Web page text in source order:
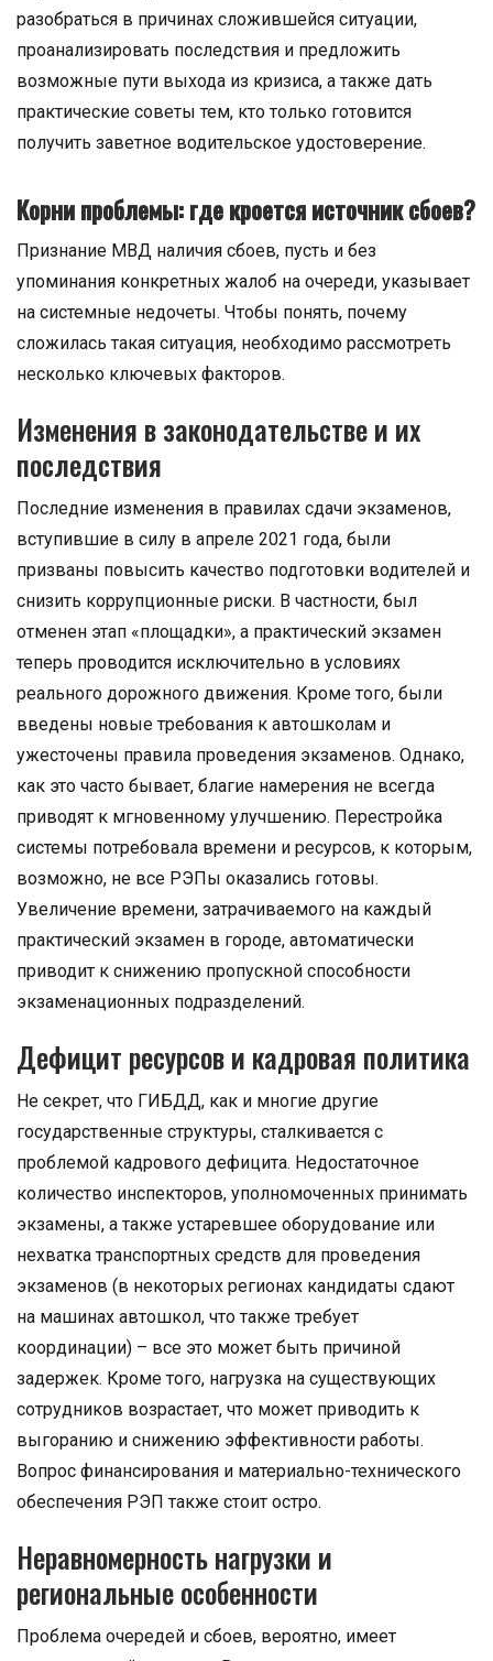
разобраться в причинах сложившейся ситуации,
проанализировать последствия и предложить
возможные пути выхода из кризиса, а также дать
практические советы тем, кто только готовится
получить заветное водительское удостоверение.
Корни проблемы: где кроется источник сбоев?
Признание МВД наличия сбоев, пусть и без
упоминания конкретных жалоб на очереди, указывает
на системные недочеты. Чтобы понять, почему
сложилась такая ситуация, необходимо рассмотреть
несколько ключевых факторов.
Изменения в законодательстве и их
последствия
Последние изменения в правилах сдачи экзаменов,
вступившие в силу в апреле 2021 года, были
призваны повысить качество подготовки водителей и
снизить коррупционные риски. В частности, был
отменен этап «площадки», а практический экзамен
теперь проводится исключительно в условиях
реального дорожного движения. Кроме того, были
введены новые требования к автошколам и
ужесточены правила проведения экзаменов. Однако,
как это часто бывает, благие намерения не всегда
приводят к мгновенному улучшению. Перестройка
системы потребовала времени и ресурсов, к которым,
возможно, не все РЭПы оказались готовы.
Увеличение времени, затрачиваемого на каждый
практический экзамен в городе, автоматически
приводит к снижению пропускной способности
экзаменационных подразделений.
Дефицит ресурсов и кадровая политика
Не секрет, что ГИБДД, как и многие другие
государственные структуры, сталкивается с
проблемой кадрового дефицита. Недостаточное
количество инспекторов, уполномоченных принимать
экзамены, а также устаревшее оборудование или
нехватка транспортных средств для проведения
экзаменов (в некоторых регионах кандидаты сдают
на машинах автошкол, что также требует
координации) – все это может быть причиной
задержек. Кроме того, нагрузка на существующих
сотрудников возрастает, что может приводить к
выгоранию и снижению эффективности работы.
Вопрос финансирования и материально-технического
обеспечения РЭП также стоит остро.
Неравномерность нагрузки и
региональные особенности
Проблема очередей и сбоев, вероятно, имеет